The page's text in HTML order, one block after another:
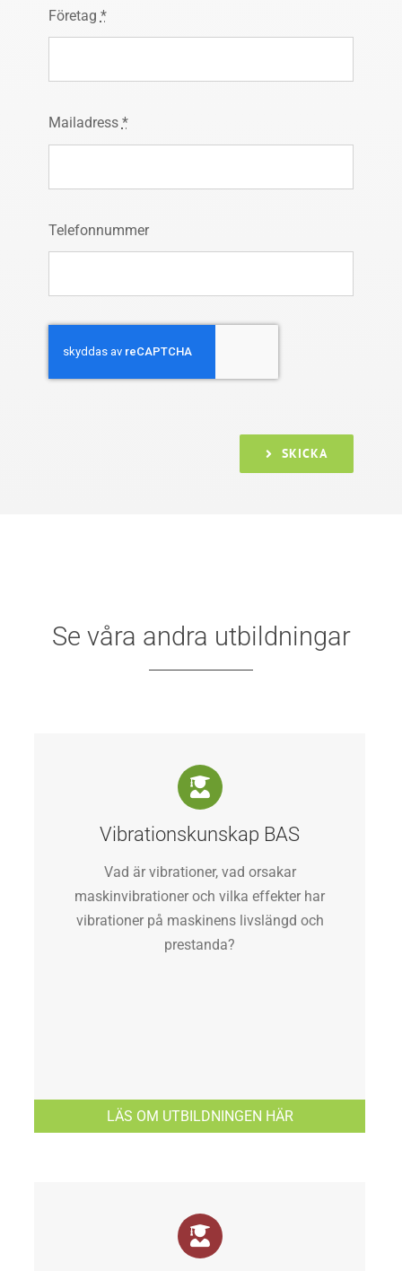
Företag *
Mailadress *
Telefonnummer
SKICKA
Se våra andra utbildningar
Vibrationskunskap BAS
Vad är vibrationer, vad orsakar
maskinvibrationer och vilka effekter har
vibrationer på maskinens livslängd och
prestanda?
LÄS OM UTBILDNINGEN HÄR